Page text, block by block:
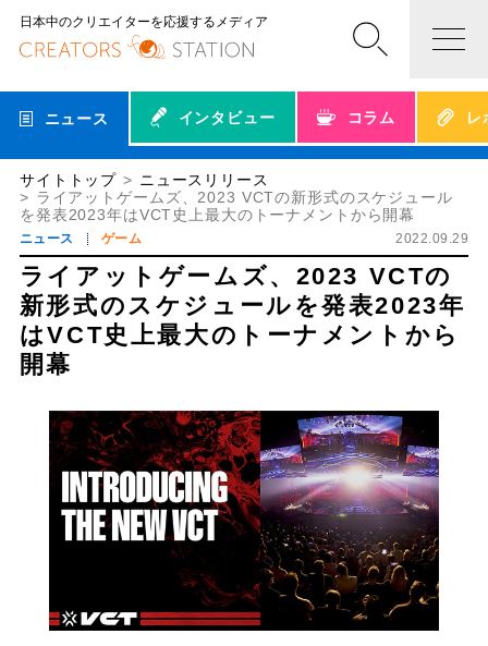
日本中のクリエイターを応援するメディア
ニュース インタビュー コラム レ
サイトトップ
ニュースリリース
ライアットゲームズ、2023 VCTの新形式のスケジュール
を発表2023年はVCT史上最大のトーナメントから開幕
ニュース ゲーム 2022.09.29
ライアットゲームズ、2023 VCTの
新形式のスケジュールを発表2023年
はVCT史上最大のトーナメントから
開幕